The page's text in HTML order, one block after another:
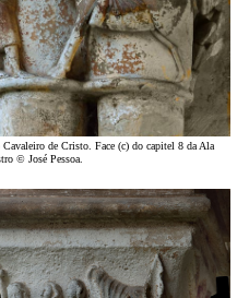
de Cristo. Face (c) do capitel 8 da Ala
© José Pessoa.